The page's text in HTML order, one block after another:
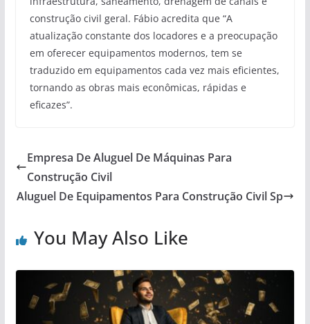
construção civil geral. Fábio acredita que “A
atualização constante dos locadores e a preocupação
em oferecer equipamentos modernos, tem se
traduzido em equipamentos cada vez mais eficientes,
tornando as obras mais econômicas, rápidas e
eficazes”.
Empresa De Aluguel De Máquinas Para
Construção Civil
Aluguel De Equipamentos Para Construção Civil Sp
You May Also Like